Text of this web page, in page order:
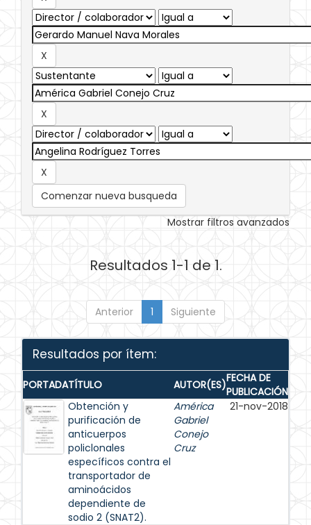
Comenzar nueva busqueda
Mostrar filtros avanzados
Resultados 1-1 de 1.
Anterior 1 Siguiente
Resultados por ítem:
PORTADATÍTULO AUTOR(ES)FECHA DE
PUBLICACIÓN
Obtención y
purificación de
anticuerpos
policlonales
específicos contra el
transportador de
aminoácidos
dependiente de
sodio 2 (SNAT2).
América
Gabriel
Conejo
Cruz
21-nov-2018